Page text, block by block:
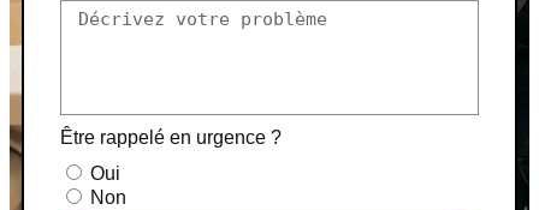
Être rappelé en urgence ?
Oui
Non